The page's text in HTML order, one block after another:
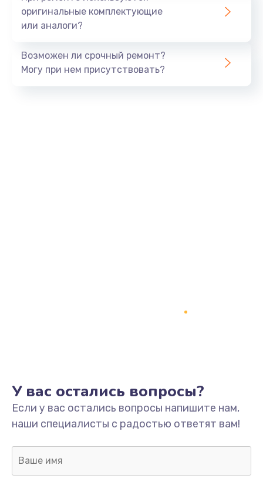
оригинальные комплектующие
или аналоги?
Возможен ли срочный ремонт?
Могу при нем присутствовать?
У вас остались вопросы?
Если у вас остались вопросы напишите нам,
наши специалисты с радостью ответят вам!